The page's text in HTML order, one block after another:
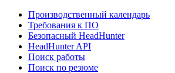
Производственный календарь
Требования к ПО
Безопасный HeadHunter
HeadHunter API
Поиск работы
Поиск по резюме